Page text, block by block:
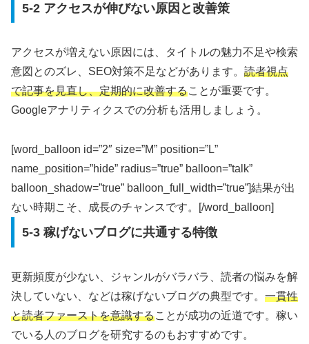
5-2 アクセスが伸びない原因と改善策
アクセスが増えない原因には、タイトルの魅力不足や検索
意図とのズレ、SEO対策不足などがあります。 読者視点
で記事を見直し、定期的に改善することが重要です。
Googleアナリティクスでの分析も活用しましょう。
[word_balloon id=”2″ size=”M” position=”L”
name_position=”hide” radius=”true” balloon=”talk”
balloon_shadow=”true” balloon_full_width=”true”]結果が出
ない時期こそ、成長のチャンスです。[/word_balloon]
5-3 稼げないブログに共通する特徴
更新頻度が少ない、ジャンルがバラバラ、読者の悩みを解
決していない、などは稼げないブログの典型です。 一貫性
と読者ファーストを意識することが成功の近道です。稼い
でいる人のブログを研究するのもおすすめです。